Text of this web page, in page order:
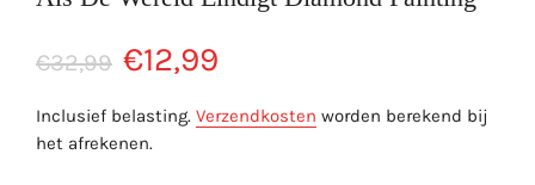
Normale
€32,99 Aanbiedingsprijs
€12,99
Inclusief belasting. Verzendkosten worden berekend bij
het afrekenen.